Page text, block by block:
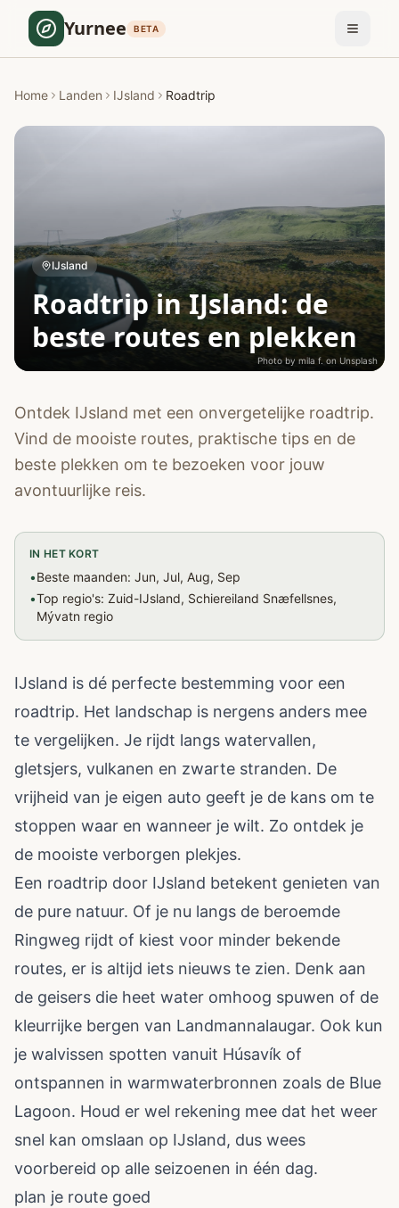
Yurnee BETA
Home Landen IJsland Roadtrip
IJsland
Roadtrip in IJsland: de
beste routes en plekken
Photo by mila f. on Unsplash
Ontdek IJsland met een onvergetelijke roadtrip.
Vind de mooiste routes, praktische tips en de
beste plekken om te bezoeken voor jouw
avontuurlijke reis.
IN HET KORT
•Beste maanden: Jun, Jul, Aug, Sep
•Top regio's: Zuid-IJsland, Schiereiland Snæfellsnes,
Mývatn regio
IJsland is dé perfecte bestemming voor een
roadtrip. Het landschap is nergens anders mee
te vergelijken. Je rijdt langs watervallen,
gletsjers, vulkanen en zwarte stranden. De
vrijheid van je eigen auto geeft je de kans om te
stoppen waar en wanneer je wilt. Zo ontdek je
de mooiste verborgen plekjes.
Een roadtrip door IJsland betekent genieten van
de pure natuur. Of je nu langs de beroemde
Ringweg rijdt of kiest voor minder bekende
routes, er is altijd iets nieuws te zien. Denk aan
de geisers die heet water omhoog spuwen of de
kleurrijke bergen van Landmannalaugar. Ook kun
je walvissen spotten vanuit Húsavík of
ontspannen in warmwaterbronnen zoals de Blue
Lagoon. Houd er wel rekening mee dat het weer
snel kan omslaan op IJsland, dus wees
voorbereid op alle seizoenen in één dag.
plan je route goed